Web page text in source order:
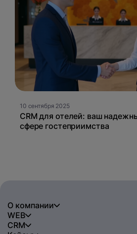
10 сентября 2025
CRM для отелей: ваш
сфере гостеприимства
О компании
WEB
CRM